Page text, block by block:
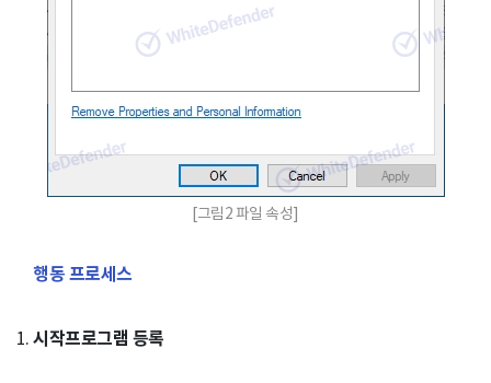
[그림2 파일 속성]
행동 프로세스
시작프로그램 등록